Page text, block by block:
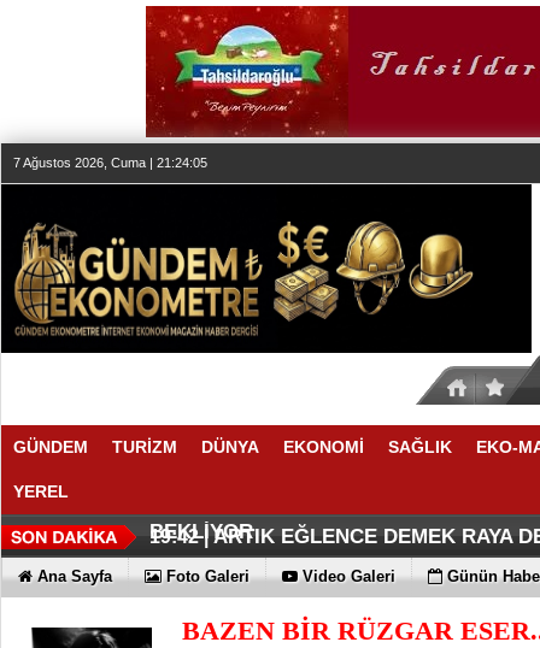
7 Ağustos 2026, Cuma | 21:24:06
GÜNDEM TURİZM DÜNYA EKONOMİ SAĞLIK EKO-
YEREL
20:00 |SEKTÖR, İSTİKRARLI BÜYÜME
BEKLİYOR
19:58 |MAKYÖZ CANSU DURKUN'DAN
19:42 |ARTIK EĞLENCE DEMEK RAYA
19:38 |İŞTE OYAK ÇİMENTO FARKI
19:36 |HER YÖNÜYLE MAXİMUM
19:30 |ÜÇÜNCÜ KEZ BULUTLARIN
19:27 |HOMEPORT STRATEJİSİ
SAĞLIYOR
07:09 |İŞTE O 500
Ana Sayfa Foto Galeri Video Galeri Günün
BAZEN BİR RÜZGAR